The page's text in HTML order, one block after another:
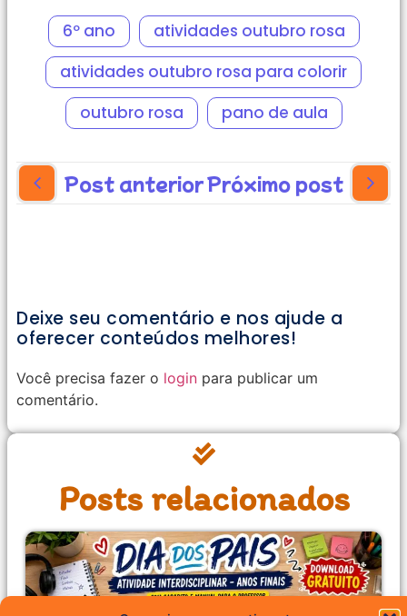
6º ano
atividades outubro rosa
atividades outubro rosa para colorir
outubro rosa
pano de aula
Post anteriorPróximo post
Deixe seu comentário e nos ajude a
oferecer conteúdos melhores!
Você precisa fazer o login para publicar um
comentário.
Posts relacionados